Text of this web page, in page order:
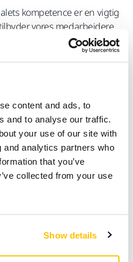
content and ads, to
and to analyse our traffic.
your use of our site with
analytics partners who
that you’ve
collected from your use
Show details
kompetence er en vigtig
vores medarbejdere
deres viden og faglige
alle lige.
– Vi passer godt på
at tilbyde et trygt
og
og det kunne også være